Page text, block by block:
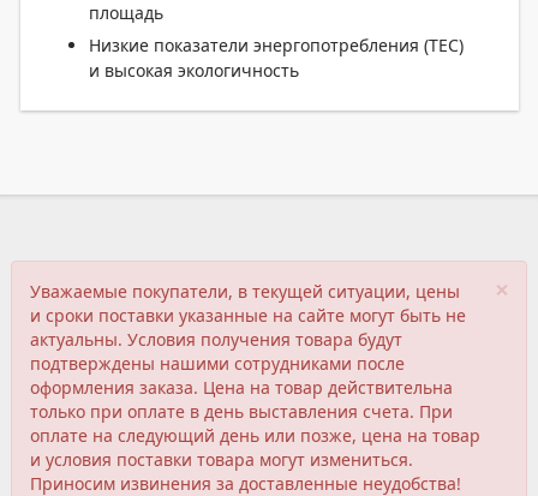
площадь
Низкие показатели энергопотребления (TEC)
и высокая экологичность
×
Уважаемые покупатели, в текущей ситуации, цены
и сроки поставки указанные на сайте могут быть не
актуальны. Условия получения товара будут
подтверждены нашими сотрудниками после
оформления заказа. Цена на товар действительна
только при оплате в день выставления счета. При
оплате на следующий день или позже, цена на товар
и условия поставки товара могут измениться.
Приносим извинения за доставленные неудобства!